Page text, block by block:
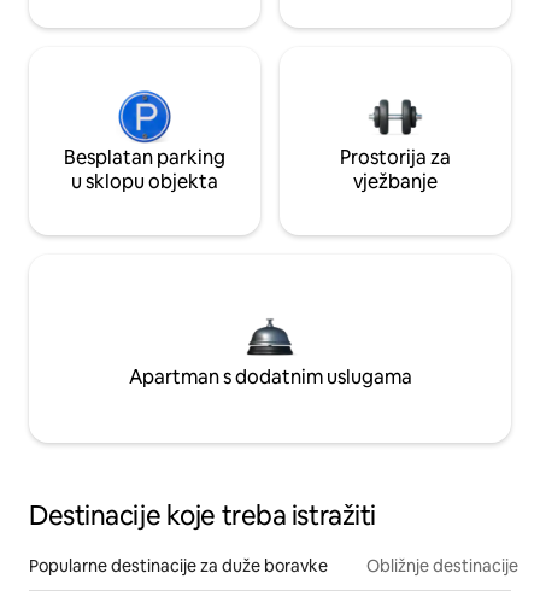
Besplatan parking
u sklopu objekta
Prostorija za
vježbanje
Apartman s dodatnim uslugama
Destinacije koje treba istražiti
Popularne destinacije za duže boravke Obližnje destinacije